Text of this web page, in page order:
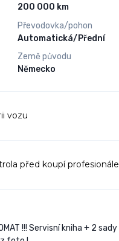
200 000 km
Převodovka/pohon
Automatická/Přední
Země původu
Německo
vozu
před koupí
!!! Servisní kniha + 2